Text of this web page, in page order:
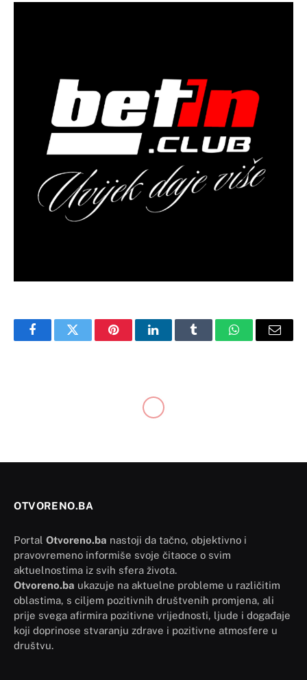
FacebookTwitter PinterestLinkedInTumblr WhatsAppEmail
OTVORENO.BA
Portal Otvoreno.ba nastoji da tačno, objektivno i
pravovremeno informiše svoje čitaoce o svim
aktuelnostima iz svih sfera života.
Otvoreno.ba ukazuje na aktuelne probleme u različitim
oblastima, s ciljem pozitivnih društvenih promjena, ali
prije svega afirmira pozitivne vrijednosti, ljude i događaje
koji doprinose stvaranju zdrave i pozitivne atmosfere u
društvu.